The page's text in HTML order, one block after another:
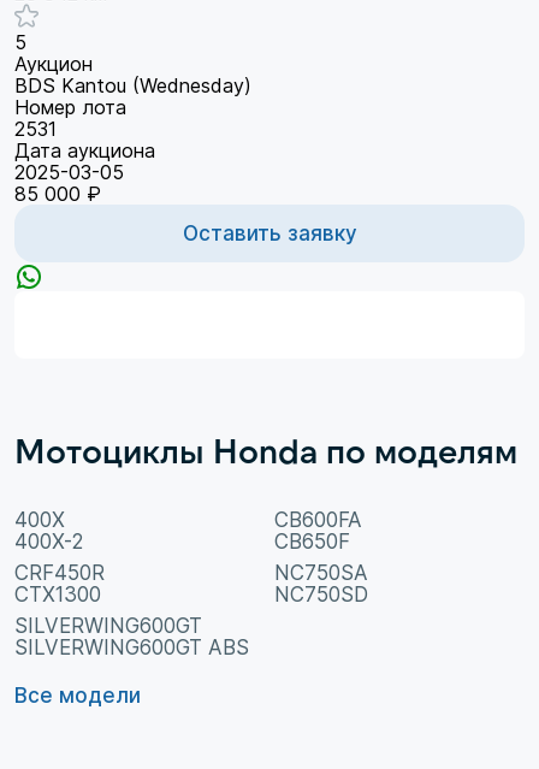
5
Аукцион
BDS Kantou (Wednesday)
Номер лота
2531
Дата аукциона
2025-03-05
85 000 ₽
Оставить заявку
Мотоциклы Honda по моделям
400X
400X-2
CB600FA
CB650F
CRF450R
CTX1300
NC750SA
NC750SD
SILVERWING600GT
SILVERWING600GT ABS
Все модели